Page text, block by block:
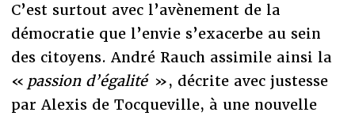
C’est surtout avec l’avènement de la
démocratie que l’envie s’exacerbe au sein
des citoyens. André Rauch assimile ainsi la
« passion d’égalité », décrite avec justesse
par Alexis de Tocqueville, à une nouvelle